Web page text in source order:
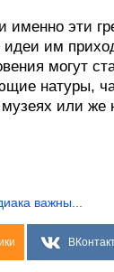
именно эти
им
могут
натуры,
или
важны...